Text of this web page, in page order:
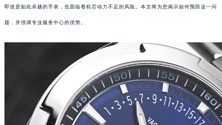
即使是如此卓越的手表，也面临着机芯动力不足的风险。本文将为您揭示如何预防这一问
题，并强调专业服务中心的优势。